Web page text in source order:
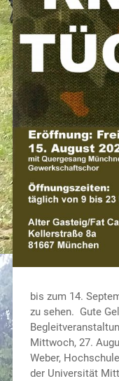
bis zum 14.
zu sehen. Gute
Mittwoch, 27.
Weber,
der Universität